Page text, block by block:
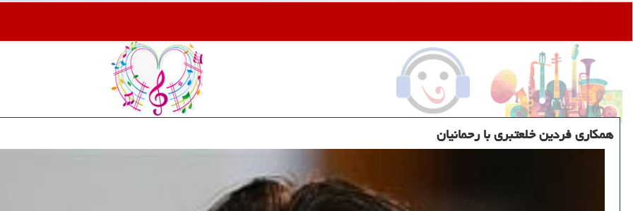
همکاری فردین خلعتبری با رحمانیان